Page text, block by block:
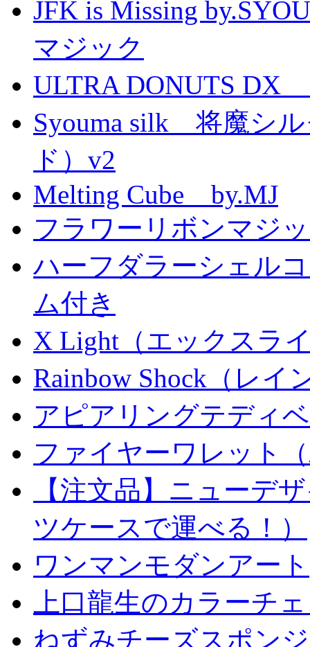
JFK is Missing
マジック
ULTRA DONUTS DX
Syouma silk 将魔シ
ド）v2
Melting Cube by.MJ
フラワーリボンマジ
ハーフダラーシェル
ム付き
X Light（エックスラ
Rainbow Shock（レイ
アピアリングテディ
ファイヤーワレット
【注文品】ニューデ
ツケースで運べる！）
ワンマンモダンアート
上口龍生のカラーチ
ねずみチーズスポンジ